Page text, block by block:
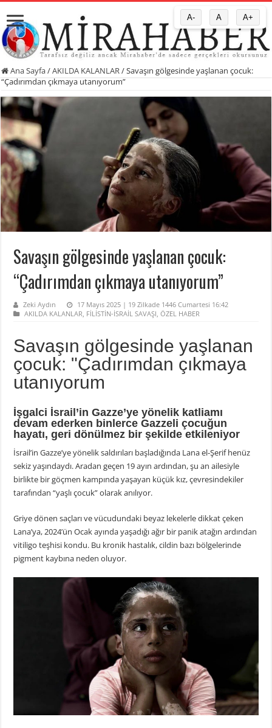
Ana Sayfa/AKILDA KALANLAR /Savaşın gölgesinde yaşlanan çocuk:
“Çadırımdan çıkmaya utanıyorum”
Savaşın gölgesinde yaşlanan çocuk:
“Çadırımdan çıkmaya utanıyorum”
Zeki Aydın
17 Mayıs 2025 | 19 Zilkade 1446 Cumartesi 16:42
AKILDA KALANLAR, FİLİSTİN-İSRAİL SAVAŞI,ÖZEL HABER
Savaşın gölgesinde yaşlanan
çocuk: "Çadırımdan çıkmaya
utanıyorum
İşgalci İsrail’in Gazze’ye yönelik katliamı
devam ederken binlerce Gazzeli çocuğun
hayatı, geri dönülmez bir şekilde etkileniyor
İsrail’in Gazze’ye yönelik saldırıları başladığında Lana el-Şerif henüz
sekiz yaşındaydı. Aradan geçen 19 ayın ardından, şu an ailesiyle
birlikte bir göçmen kampında yaşayan küçük kız, çevresindekiler
tarafından “yaşlı çocuk” olarak anılıyor.
Griye dönen saçları ve vücudundaki beyaz lekelerle dikkat çeken
Lana’ya, 2024’ün Ocak ayında yaşadığı ağır bir panik atağın ardından
vitiligo teşhisi kondu. Bu kronik hastalık, cildin bazı bölgelerinde
pigment kaybına neden oluyor.
A- A A+